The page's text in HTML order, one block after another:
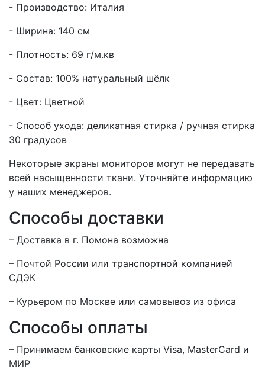
- Производство: Италия
- Ширина: 140 см
- Плотность: 69 г/м.кв
- Состав: 100% натуральный шёлк
- Цвет: Цветной
- Способ ухода: деликатная стирка / ручная стирка
30 градусов
Некоторые экраны мониторов могут не передавать
всей насыщенности ткани. Уточняйте информацию
у наших менеджеров.
Способы доставки
– Доставка в г. Помонавозможна
– Почтой России или транспортной компанией
СДЭК
– Курьером по Москве или самовывоз из офиса
Способы оплаты
– Принимаем банковские карты Visa, MasterCard и
МИР